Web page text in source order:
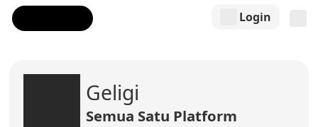
Login
Geligi
Semua Satu Platform